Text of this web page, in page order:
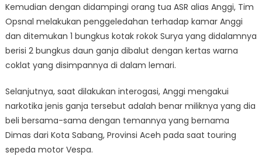
Kemudian dengan didampingi orang tua ASR alias Anggi, Tim
Opsnal melakukan penggeledahan terhadap kamar Anggi
dan ditemukan 1 bungkus kotak rokok Surya yang didalamnya
berisi 2 bungkus daun ganja dibalut dengan kertas warna
coklat yang disimpannya di dalam lemari.
Selanjutnya, saat dilakukan interogasi, Anggi mengakui
narkotika jenis ganja tersebut adalah benar miliknya yang dia
beli bersama-sama dengan temannya yang bernama
Dimas dari Kota Sabang, Provinsi Aceh pada saat touring
sepeda motor Vespa.